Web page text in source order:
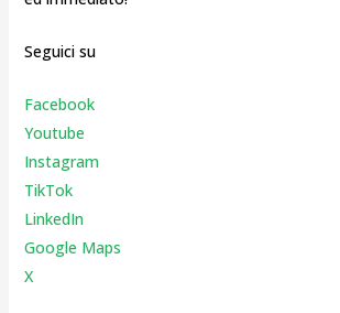
Seguici su
Facebook
Youtube
Instagram
TikTok
LinkedIn
Google Maps
X